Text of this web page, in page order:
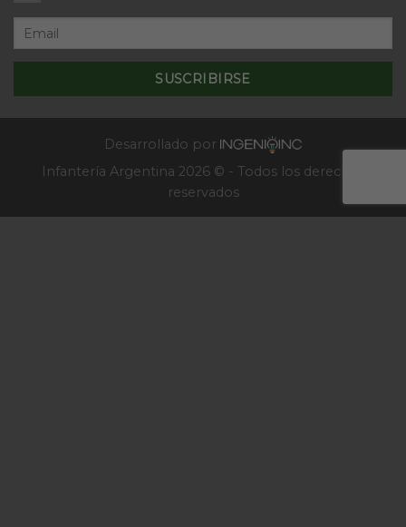
cursos
de
Escuela
de
Desarrollado por
Infantería Argentina 2026 © - Todos los derechos
reservados